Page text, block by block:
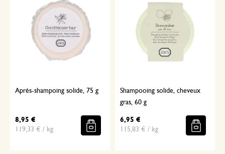
Après-shampoing solide, 75 g
8,95 €
119,33 € / kg
Shampooing solide, cheveux
gras, 60 g
6,95 €
115,83 € / kg